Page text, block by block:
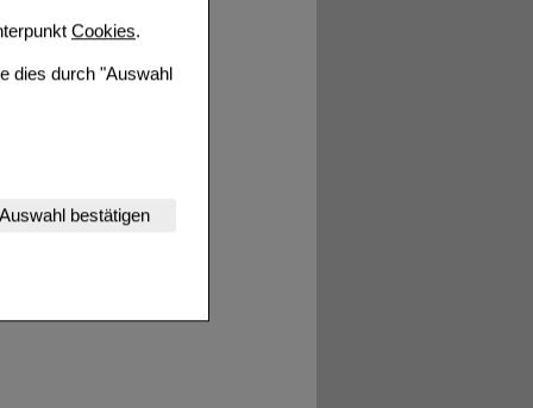
Cookies.
dies durch "Auswahl
Website
werden kann.
(z.B.
Website aber
Auswahl bestätigen